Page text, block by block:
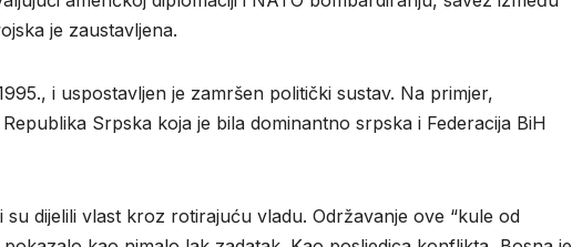
je zaustavljena.
i uspostavljen je zamršen politički sustav. Na primjer,
Srpska koja je bila dominantno srpska i Federacija BiH
dijelili vlast kroz rotirajuću vladu. Održavanje ove “kule od